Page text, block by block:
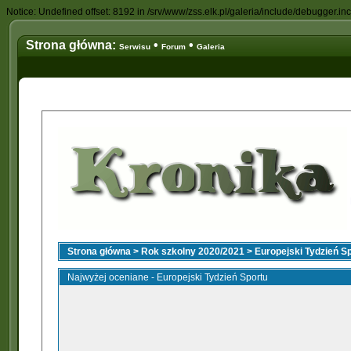
Notice: Undefined offset: 8192 in /srv/www/zss.elk.pl/galeria/include/
Strona główna: Serwisu • Forum • Galeria
Strona główna > Rok szkolny 2020/2021 > Europejski Tydzień
Najwyżej oceniane - Europejski Tydzień Sportu